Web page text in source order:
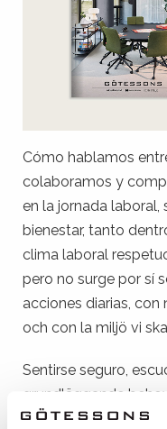
Cómo hablamos
colaboramos y
en la jornada laboral,
bienestar, tanto
clima laboral
pero no surge por sí
acciones diarias,
och con la miljö vi
Sentirse seguro,
grundläggande
Por eso el respeto